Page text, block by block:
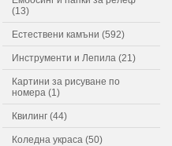
(13)
Естествени камъни (592)
Инструменти и Лепила (21)
Картини за рисуване по
номера (1)
Квилинг (44)
Коледна украса (50)